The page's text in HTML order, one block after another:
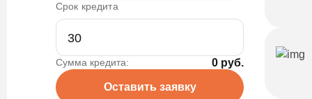
Срок кредита
Сумма кредита: 0 руб.
Оставить заявку